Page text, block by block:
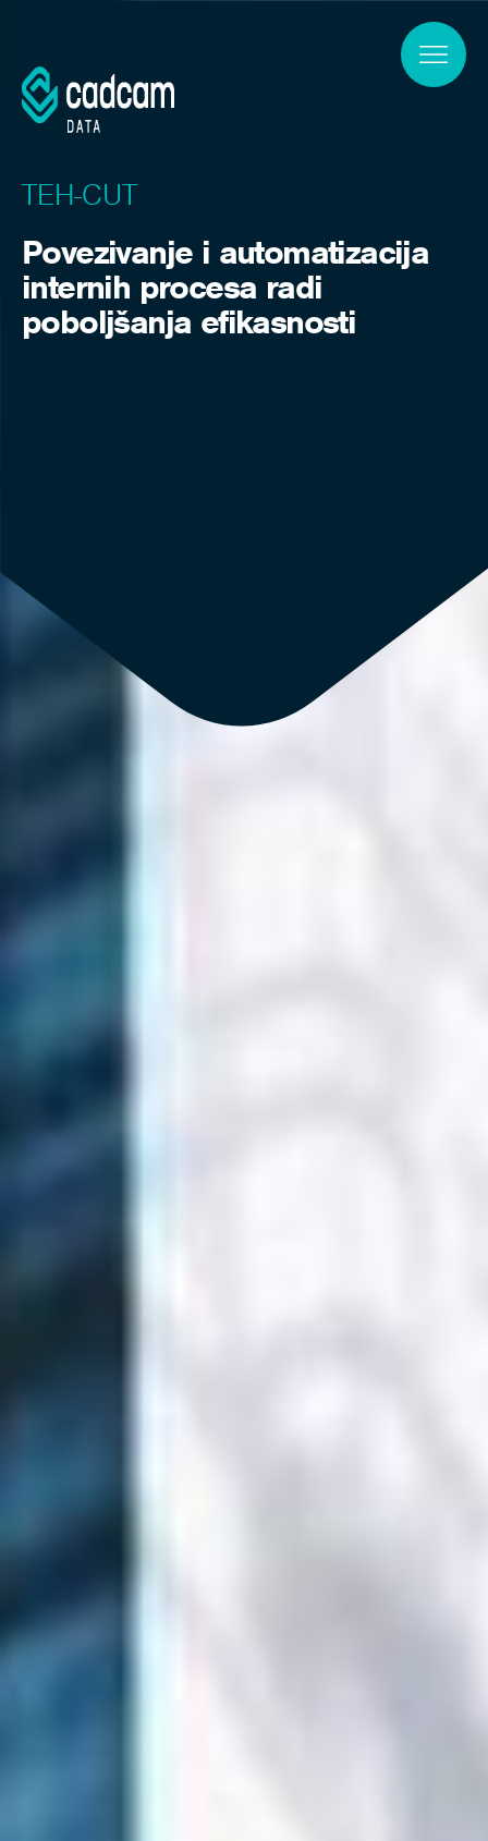
TEH-CUT
Povezivanje i automatizacija
internih procesa radi
poboljšanja efikasnosti